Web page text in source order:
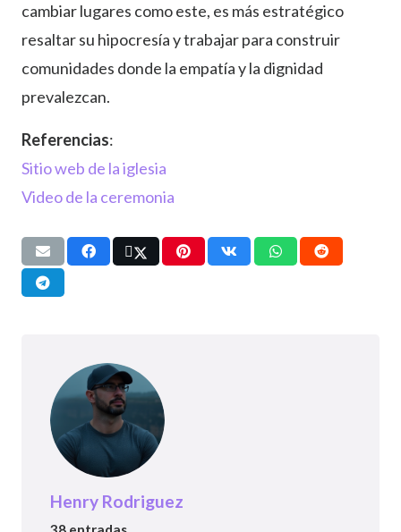
cambiar lugares como este, es más estratégico
resaltar su hipocresía y trabajar para construir
comunidades donde la empatía y la dignidad
prevalezcan.
Referencias:
Sitio web de la iglesia
Video de la ceremonia
Henry Rodriguez